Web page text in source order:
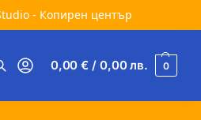
- Копирен център
0,00€ / 0,00лв. 0